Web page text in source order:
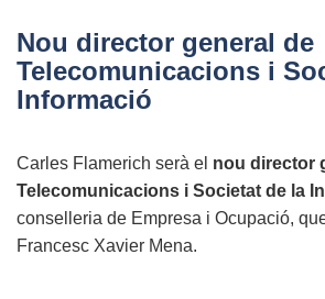
punt
més
feble
la
seguretat
Nou director general de
Telecomunicacions i
Informació
Carles Flamerich serà el nou director
Telecomunicacions i Societat de la
conselleria de Empresa i Ocupació,
Francesc Xavier Mena.